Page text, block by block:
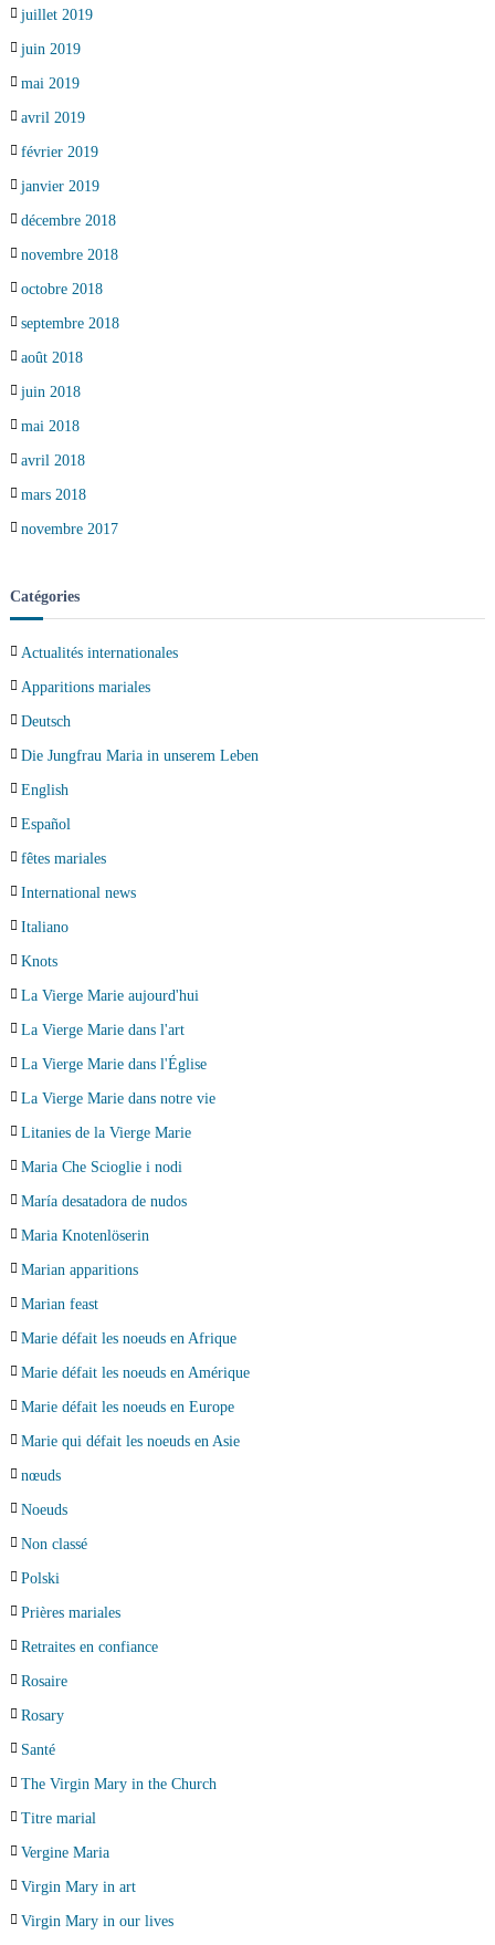
juillet 2019
juin 2019
mai 2019
avril 2019
février 2019
janvier 2019
décembre 2018
novembre 2018
octobre 2018
septembre 2018
août 2018
juin 2018
mai 2018
avril 2018
mars 2018
novembre 2017
Catégories
Actualités internationales
Apparitions mariales
Deutsch
Die Jungfrau Maria in unserem Leben
English
Español
fêtes mariales
International news
Italiano
Knots
La Vierge Marie aujourd'hui
La Vierge Marie dans l'art
La Vierge Marie dans l'Église
La Vierge Marie dans notre vie
Litanies de la Vierge Marie
Maria Che Scioglie i nodi
María desatadora de nudos
Maria Knotenlöserin
Marian apparitions
Marian feast
Marie défait les noeuds en Afrique
Marie défait les noeuds en Amérique
Marie défait les noeuds en Europe
Marie qui défait les noeuds en Asie
nœuds
Noeuds
Non classé
Polski
Prières mariales
Retraites en confiance
Rosaire
Rosary
Santé
The Virgin Mary in the Church
Titre marial
Vergine Maria
Virgin Mary in art
Virgin Mary in our lives